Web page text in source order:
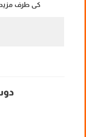
کی طرف مزید